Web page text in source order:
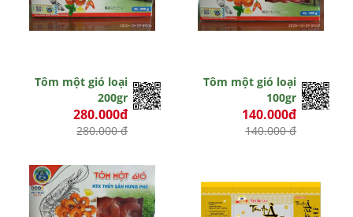
Tôm một gió loại
200gr
280.000đ
280.000 đ
Tôm một gió loại
100gr
140.000đ
140.000 đ